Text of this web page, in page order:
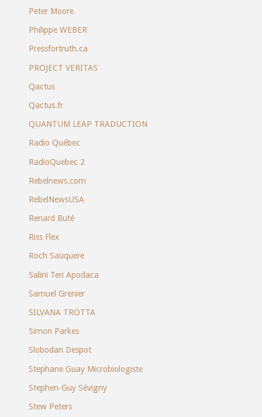
Peter Moore
Philippe WEBER
Pressfortruth.ca
PROJECT VERITAS
Qactus
Qactus.fr
QUANTUM LEAP TRADUCTION
Radio Québec
RadioQuebec 2
Rebelnews.com
RebelNewsUSA
Renard Buté
Riss Flex
Roch Saüquere
Salini Teri Apodaca
Samuel Grenier
SILVANA TROTTA
Simon Parkes
Slobodan Despot
Stephane Guay Microbiologiste
Stephen-Guy Sévigny
Stew Peters